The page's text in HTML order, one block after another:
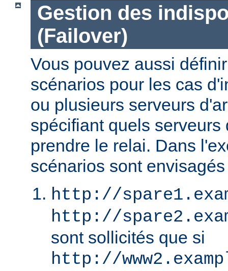
Gestion des
(Failover)
Vous pouvez aussi
scénarios pour les cas
ou plusieurs serveurs
spécifiant quels serveurs
prendre le relai. Dans
scénarios sont
http://
http://
sont sollicités que si
http://